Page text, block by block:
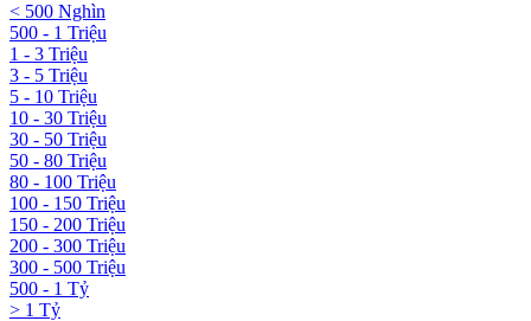
< 500 Nghìn
500 - 1 Triệu
1 - 3 Triệu
3 - 5 Triệu
5 - 10 Triệu
10 - 30 Triệu
30 - 50 Triệu
50 - 80 Triệu
80 - 100 Triệu
100 - 150 Triệu
150 - 200 Triệu
200 - 300 Triệu
300 - 500 Triệu
500 - 1 Tỷ
> 1 Tỷ